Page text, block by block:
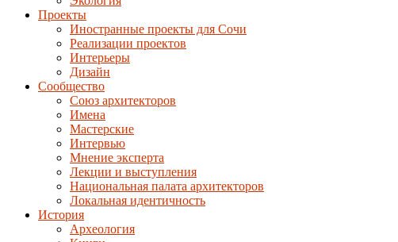
Проекты
Иностранные проекты для Сочи
Реализации проектов
Интерьеры
Дизайн
Сообщество
Союз архитекторов
Имена
Мастерские
Интервью
Мнение эксперта
Лекции и выступления
Национальная палата архитекторов
Локальная идентичность
История
Археология